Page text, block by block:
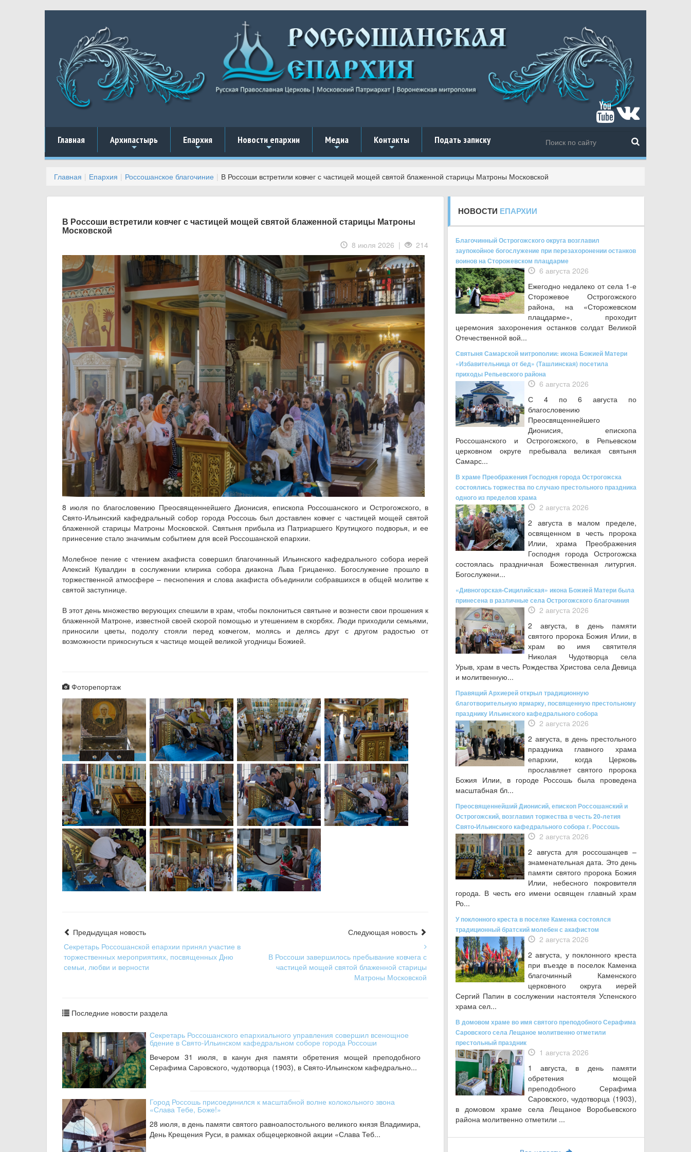
Главная
+
Архипастырь
+
Епархия
+
Новости епархии
+
Медиа
+
Контакты Подать записку
Главная Епархия Россошанское благочиние В Россоши встретили ковчег с частицей мощей святой блаженной старицы Матроны Московской
В Россоши встретили ковчег с частицей мощей святой блаженной старицы Матроны
Московской
8 июля 2026 | 214
8 июля по благословению Преосвященнейшего Дионисия, епископа Россошанского и Острогожского, в
Свято‑Ильинский кафедральный собор города Россошь был доставлен ковчег с частицей мощей святой
блаженной старицы Матроны Московской. Святыня прибыла из Патриаршего Крутицкого подворья, и ее
принесение стало значимым событием для всей Россошанской епархии.
Молебное пение с чтением акафиста совершил благочинный Ильинского кафедрального собора иерей
Алексий Кувалдин в сослужении клирика собора диакона Льва Грицаенко. Богослужение прошло в
торжественной атмосфере – песнопения и слова акафиста объединили собравшихся в общей молитве к
святой заступнице.
В этот день множество верующих спешили в храм, чтобы поклониться святыне и вознести свои прошения к
блаженной Матроне, известной своей скорой помощью и утешением в скорбях. Люди приходили семьями,
приносили цветы, подолгу стояли перед ковчегом, молясь и делясь друг с другом радостью от
возможности прикоснуться к частице мощей великой угодницы Божией.
Фоторепортаж
Предыдущая новость
Секретарь Россошанской епархии принял участие в
торжественных мероприятиях, посвященных Дню
семьи, любви и верности
Следующая новость
В Россоши завершилось пребывание ковчега с
частицей мощей святой блаженной старицы
Матроны Московской
Последние новости раздела
Секретарь Россошанского епархиального управления совершил всенощное
бдение в Свято-Ильинском кафедральном соборе города Россоши
Вечером 31 июля, в канун дня памяти обретения мощей преподобного
Серафима Саровского, чудотворца (1903), в Свято-Ильинском кафедрально...
Город Россошь присоединился к масштабной волне колокольного звона
«Слава Тебе, Боже!»
28 июля, в день памяти святого равноапостольного великого князя Владимира,
День Крещения Руси, в рамках общецерковной акции «Слава Теб...
НОВОСТИ ЕПАРХИИ
Благочинный Острогожского округа возглавил
заупокойное богослужение при перезахоронении останков
воинов на Сторожевском плацдарме
6 августа 2026
Ежегодно недалеко от села 1-е
Сторожевое Острогожского
района, на «Сторожевском
плацдарме», проходит
церемония захоронения останков солдат Великой
Отечественной вой...
Святыня Самарской митрополии: икона Божией Матери
«Избавительница от бед» (Ташлинская) посетила
приходы Репьевского района
6 августа 2026
С 4 по 6 августа по
благословению
Преосвященнейшего
Дионисия, епископа
Россошанского и Острогожского, в Репьевском
церковном округе пребывала великая святыня
Самарс...
В храме Преображения Господня города Острогожска
состоялись торжества по случаю престольного праздника
одного из пределов храма
2 августа 2026
2 августа в малом пределе,
освященном в честь пророка
Илии, храма Преображения
Господня города Острогожска
состоялась праздничная Божественная литургия.
Богослужени...
«Дивногорская-Сицилийская» икона Божией Матери была
принесена в различные села Острогожского благочиния
2 августа 2026
2 августа, в день памяти
святого пророка Божия Илии, в
храм во имя святителя
Николая Чудотворца села
Урыв, храм в честь Рождества Христова села Девица
и молитвенную...
Правящий Архиерей открыл традиционную
благотворительную ярмарку, посвященную престольному
празднику Ильинского кафедрального собора
2 августа 2026
2 августа, в день престольного
праздника главного храма
епархии, когда Церковь
прославляет святого пророка
Божия Илии, в городе Россошь была проведена
масштабная бл...
Преосвященнейший Дионисий, епископ Россошанский и
Острогожский, возглавил торжества в честь 20-летия
Свято-Ильинского кафедрального собора г. Россошь
2 августа 2026
2 августа для россошанцев –
знаменательная дата. Это день
памяти святого пророка Божия
Илии, небесного покровителя
города. В честь его имени освящен главный храм
Ро...
У поклонного креста в поселке Каменка состоялся
традиционный братский молебен с акафистом
2 августа 2026
2 августа, у поклонного креста
при въезде в поселок Каменка
благочинный Каменского
церковного округа иерей
Сергий Папин в сослужении настоятеля Успенского
храма сел...
В домовом храме во имя святого преподобного Серафима
Саровского села Лещаное молитвенно отметили
престольный праздник
1 августа 2026
1 августа, в день памяти
обретения мощей
преподобного Серафима
Саровского, чудотворца (1903),
в домовом храме села Лещаное Воробьевского
района молитвенно отметили ...